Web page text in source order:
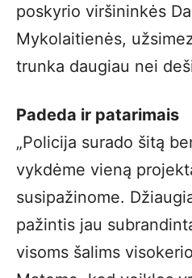
poskyrio viršininkės
Mykolaitienės,
trunka daugiau nei
Padeda ir patarimais
„Policija surado šitą
vykdėme vieną
susipažinome.
pažintis jau
visoms šalims